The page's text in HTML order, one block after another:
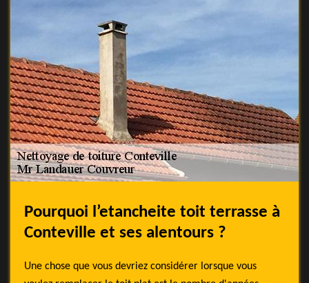
Pourquoi l’etancheite toit terrasse à
Conteville et ses alentours ?
Une chose que vous devriez considérer lorsque vous